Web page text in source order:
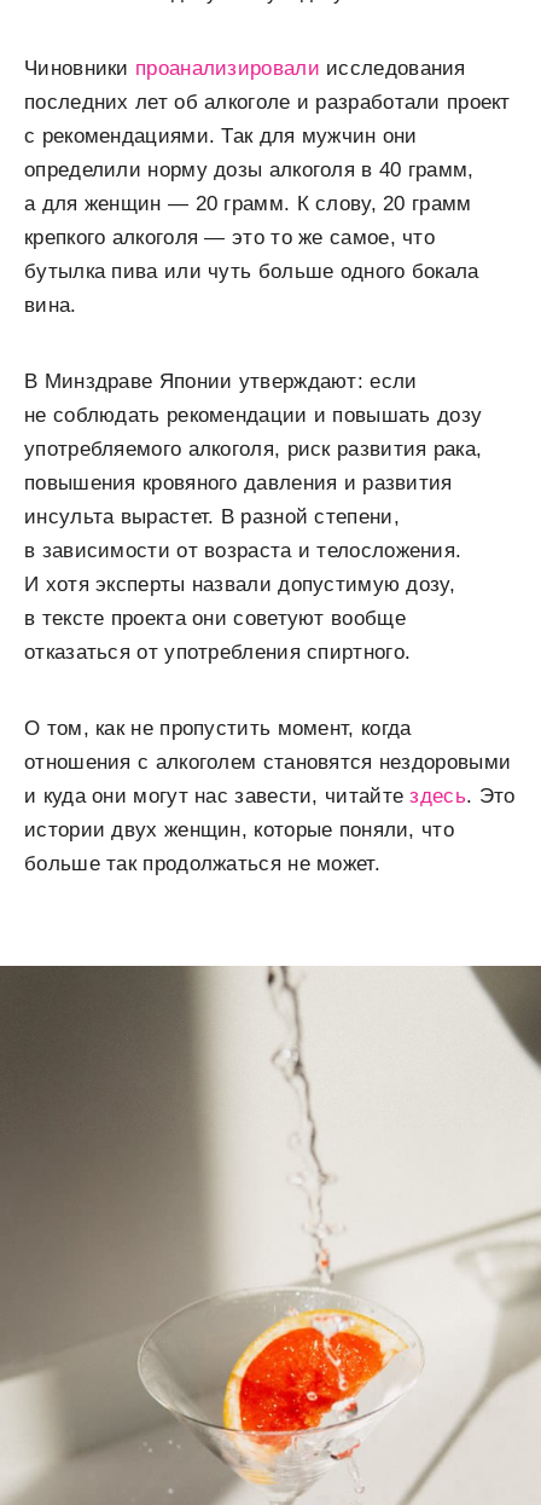
Чиновники проанализировали исследования
последних лет об алкоголе и разработали проект
с рекомендациями. Так для мужчин они
определили норму дозы алкоголя в 40 грамм,
а для женщин — 20 грамм. К слову, 20 грамм
крепкого алкоголя — это то же самое, что
бутылка пива или чуть больше одного бокала
вина.
В Минздраве Японии утверждают: если
не соблюдать рекомендации и повышать дозу
употребляемого алкоголя, риск развития рака,
повышения кровяного давления и развития
инсульта вырастет. В разной степени,
в зависимости от возраста и телосложения.
И хотя эксперты назвали допустимую дозу,
в тексте проекта они советуют вообще
отказаться от употребления спиртного.
О том, как не пропустить момент, когда
отношения с алкоголем становятся нездоровыми
и куда они могут нас завести, читайтездесь. Это
истории двух женщин, которые поняли, что
больше так продолжаться не может.